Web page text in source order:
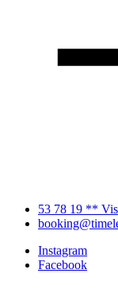
53 78 19 ** Vis
Instagram
Facebook